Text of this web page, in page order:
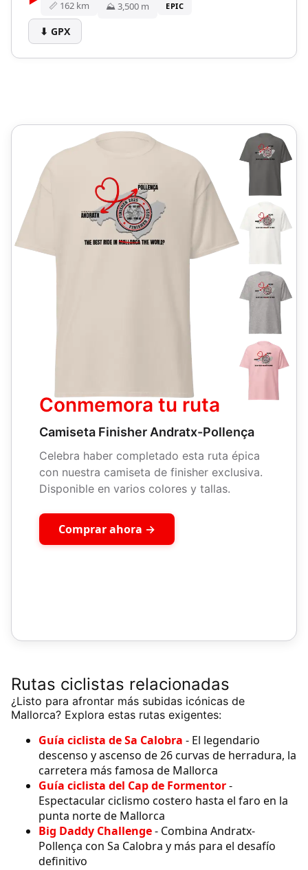
Calobra). Solo para escaladores fuertes.
📏 162 km ⛰️ 3,500 m EPIC
⬇ GPX
en Europa: la ida y vuelta al faro de Cap de
Formentor. ¡Día épico!
Conmemora tu ruta
Camiseta Finisher Andratx-Pollença
Celebra haber completado esta ruta épica
con nuestra camiseta de finisher exclusiva.
Disponible en varios colores y tallas.
Comprar ahora →
Rutas ciclistas relacionadas
¿Listo para afrontar más subidas icónicas de
Mallorca? Explora estas rutas exigentes:
Guía ciclista de Sa Calobra - El legendario
descenso y ascenso de 26 curvas de herradura, la
carretera más famosa de Mallorca
Guía ciclista del Cap de Formentor-
Espectacular ciclismo costero hasta el faro en la
punta norte de Mallorca
Big Daddy Challenge- Combina Andratx-
Pollença con Sa Calobra y más para el desafío
definitivo